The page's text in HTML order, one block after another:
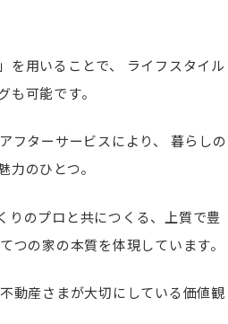
用いることで、
ライフスタイル
可能です。
フターサービスにより、
暮らしの
のひとつ。
りのプロと共につくる、上質で豊
つの家の本質を体現しています。
動産さまが大切にしている価値観